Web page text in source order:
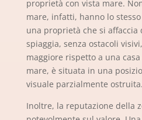
proprietà con vista mare.
mare, infatti, hanno lo
una proprietà che si
spiaggia, senza ostacoli
maggiore rispetto a una
mare, è situata in una
visuale parzialmente ostruita.
Inoltre, la reputazione della